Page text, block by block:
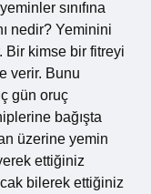
sınıfına
nedir? Yeminini
Bir kimse bir fitreyi
verir. Bunu
gün oruç
bağışta
üzerine yemin
ettiğiniz
bilerek ettiğiniz